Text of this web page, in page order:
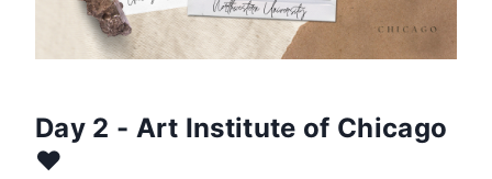
Day 2 - Art Institute of Chicago
❤️